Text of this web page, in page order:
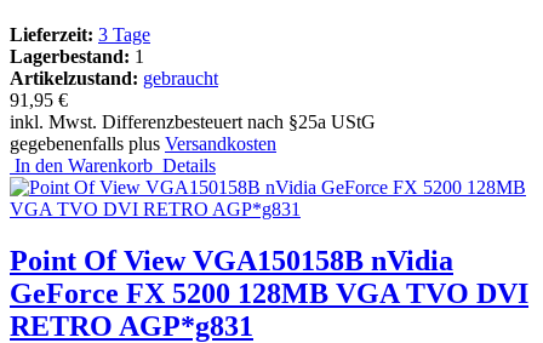
Lieferzeit: 3 Tage
Lagerbestand: 1
Artikelzustand: gebraucht
91,95 €
inkl. Mwst. Differenzbesteuert nach §25a UStG
gegebenenfalls plus Versandkosten
In den Warenkorb Details
Point Of View VGA150158B nVidia
GeForce FX 5200 128MB VGA TVO DVI
RETRO AGP*g831